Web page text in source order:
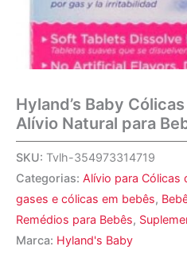
Hyland’s Baby
Alívio Natural para
SKU: Tvlh-354973314719
Categorias: Alívio para Cólicas
gases e cólicas em bebês,
Remédios para Bebês,
Marca: Hyland's Baby